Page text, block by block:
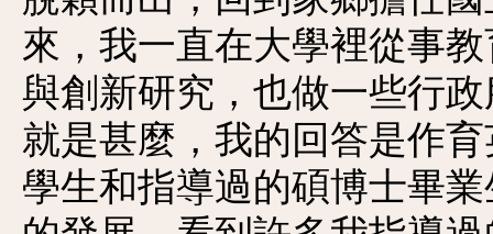
來，我一直在大學裡從事
與創新研究，也做一些行
就是甚麼，我的回答是作
學生和指導過的碩博士畢